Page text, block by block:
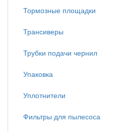
Тормозные площадки
Трансиверы
Трубки подачи чернил
Упаковка
Уплотнители
Фильтры для пылесоса